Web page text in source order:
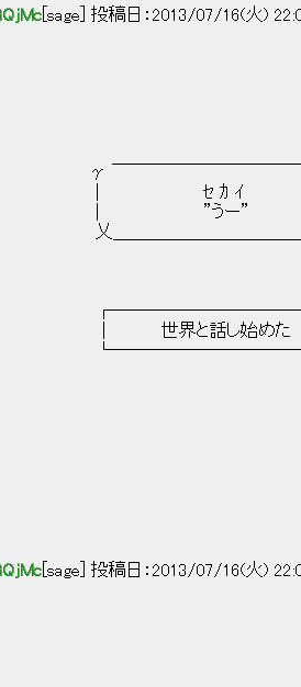
[sage] 投稿日：2013/07/16(火)
￣￣￣￣￣￣￣￣
ｶ ｲ .
うー
＿＿＿＿＿＿＿＿
話し始め
[sage] 投稿日：2013/07/16(火)